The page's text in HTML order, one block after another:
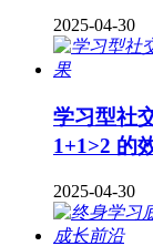
2025-04-30
学习型社
1+1>2 的
2025-04-30